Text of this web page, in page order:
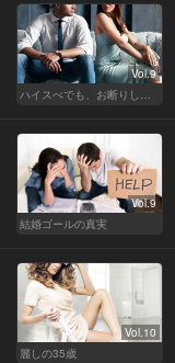
Vol.9
Vol.9
結婚ゴールの真実
Vol.10
麗しの35歳